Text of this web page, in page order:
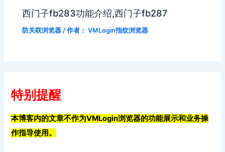
西门子fb283功能介绍,西门子fb287
防关联浏览器 / 作者： VMLogin指纹浏览器
特别提醒
本博客内的文章不作为VMLogin浏览器的功能展示和业务操
作指导使用。